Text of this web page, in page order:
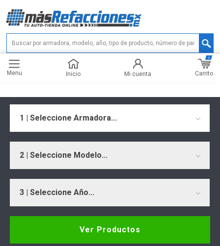
Menu Inicio Mi cuenta Carrito
0
1 | Seleccione Armadora...
2 | Seleccione Modelo...
3 | Seleccione Año...
Ver Productos